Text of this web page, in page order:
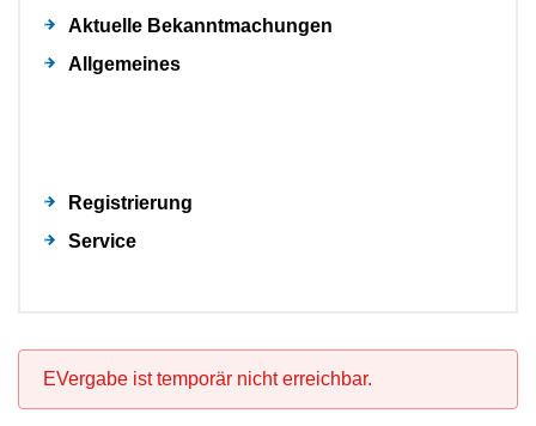
Aktuelle Bekanntmachungen
Allgemeines
Registrierung
Service
EVergabe ist temporär nicht erreichbar.